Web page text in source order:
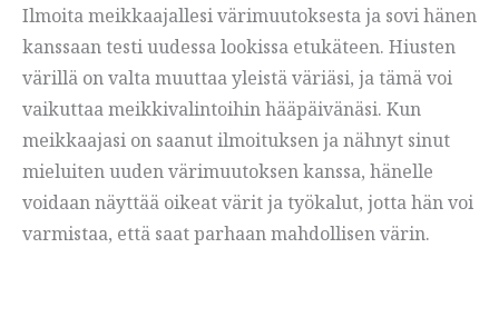
Ilmoita meikkaajallesi värimuutoksesta ja sovi hänen
kanssaan testi uudessa lookissa etukäteen. Hiusten
värillä on valta muuttaa yleistä väriäsi, ja tämä voi
vaikuttaa meikkivalintoihin hääpäivänäsi. Kun
meikkaajasi on saanut ilmoituksen ja nähnyt sinut
mieluiten uuden värimuutoksen kanssa, hänelle
voidaan näyttää oikeat värit ja työkalut, jotta hän voi
varmistaa, että saat parhaan mahdollisen värin.